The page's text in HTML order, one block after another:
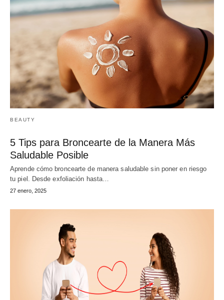
BEAUTY
5 Tips para Broncearte de la Manera Más
Saludable Posible
Aprende cómo broncearte de manera saludable sin poner en riesgo
tu piel. Desde exfoliación hasta…
27 enero, 2025